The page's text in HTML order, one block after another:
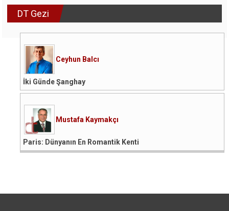
DT Gezi
Ceyhun Balcı
İki Günde Şanghay
Mustafa Kaymakçı
Paris: Dünyanın En Romantik Kenti